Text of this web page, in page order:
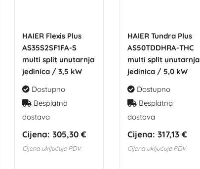
HAIER Flexis Plus
AS35S2SF1FA-S
multi split unutarnja
jedinica / 3,5 kW
Dostupno
Besplatna
dostava
Cijena: 305,30 €
Cijena uključuje PDV.
HAIER Tundra Plus
AS50TDDHRA-THC
multi split unutarnja
jedinica / 5,0 kW
Dostupno
Besplatna
dostava
Cijena: 317,13 €
Cijena uključuje PDV.